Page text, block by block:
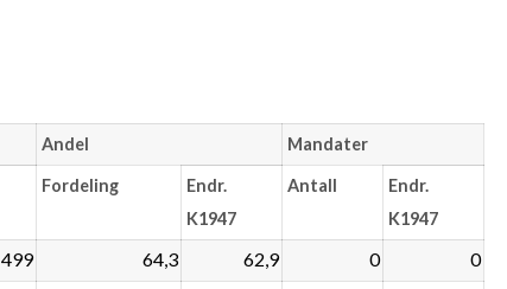
Andel Mandater
Fordeling
Endr.
K1947
Antall
Endr.
K1947
499 64,3 62,9 0 0